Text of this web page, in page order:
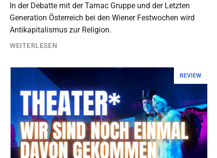
In der Debatte mit der Tarnac Gruppe und der Letzten
Generation Österreich bei den Wiener Festwochen wird
Antikapitalismus zur Religion.
WEITERLESEN
REVIEW